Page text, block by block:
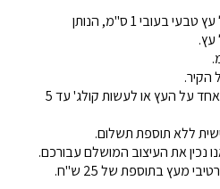
ההדפסה מתבצעת על עץ טבעי בעובי 1 ס"מ, הנותן
עץ.
הקיר.
אפשר להדפיס תמונה אחד על העץ או לעשות קולג' עד 5
ללא תוספת תשלום.
נכין את העיצוב המושלם עבורכם.
מעץ בתוספת של 25 ש"ח.